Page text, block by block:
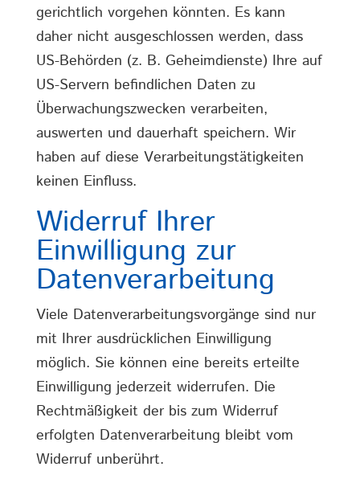
gerichtlich vorgehen könnten. Es kann
daher nicht ausgeschlossen werden, dass
US-Behörden (z. B. Geheimdienste) Ihre auf
US-Servern befindlichen Daten zu
Überwachungszwecken verarbeiten,
auswerten und dauerhaft speichern. Wir
haben auf diese Verarbeitungstätigkeiten
keinen Einfluss.
Widerruf Ihrer
Einwilligung zur
Datenverarbeitung
Viele Datenverarbeitungsvorgänge sind nur
mit Ihrer ausdrücklichen Einwilligung
möglich. Sie können eine bereits erteilte
Einwilligung jederzeit widerrufen. Die
Rechtmäßigkeit der bis zum Widerruf
erfolgten Datenverarbeitung bleibt vom
Widerruf unberührt.